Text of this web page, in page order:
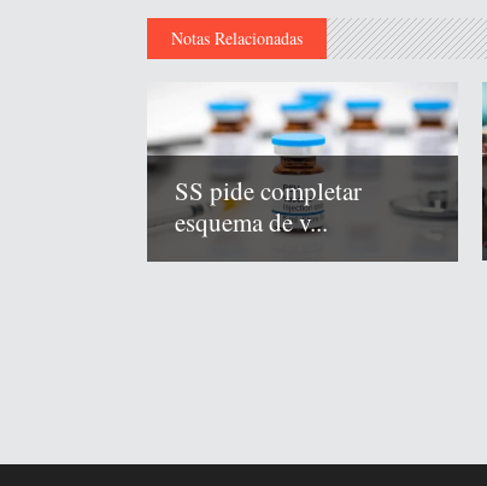
Notas Relacionadas
SS pide completar
esquema de v...